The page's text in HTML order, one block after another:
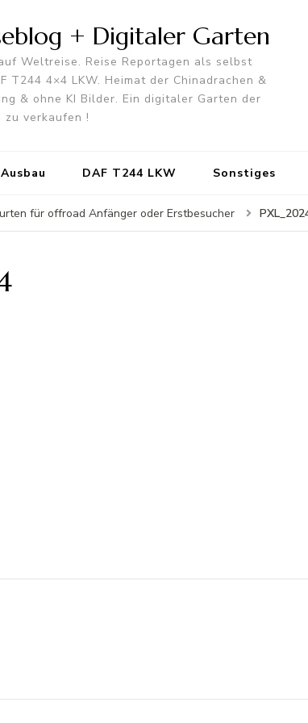
+ Digitaler Garten
Weltreise. Reise Reportagen als selbst
4×4 LKW. Heimat der Chinadrachen &
& ohne KI Bilder. Ein digitaler Garten der
verkaufen !
Ausbau DAF T244 LKW Sonstiges
für offroad Anfänger oder Erstbesucher